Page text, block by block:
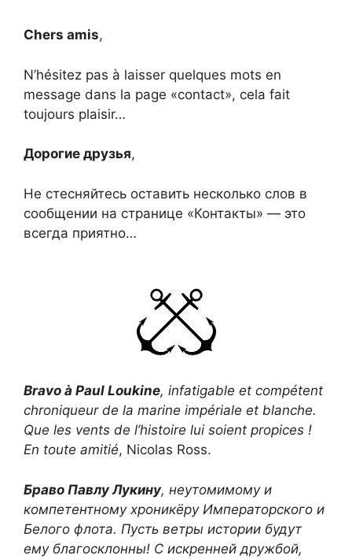
Chers amis,
N’hésitez pas à laisser quelques mots en
message dans la page «contact», cela fait
toujours plaisir…
Дорогие друзья,
Не стесняйтесь оставить несколько слов в
сообщении на странице «Контакты» — это
всегда приятно…
Bravo à Paul Loukine, infatigable et compétent
chroniqueur de la marine impériale et blanche.
Que les vents de l’histoire lui soient propices !
En toute amitié, Nicolas Ross.
Браво Павлу Лукину, неутомимому и
компетентному хроникёру Императорского и
Белого флота. Пусть ветры истории будут
ему благосклонны! С искренней дружбой,